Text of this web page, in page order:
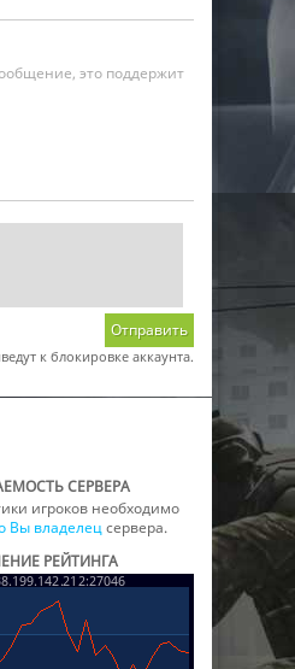
это поддержит
Отправить
к блокировке аккаунта.
СЕРВЕРА
игроков необходимо
Вы владелецсервера.
РЕЙТИНГА